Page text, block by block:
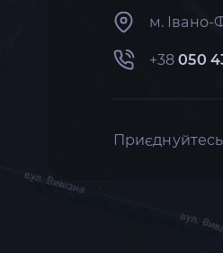
м. Івано-
+38050